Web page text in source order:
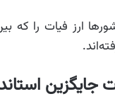
ارز فیات را که
جایگزین